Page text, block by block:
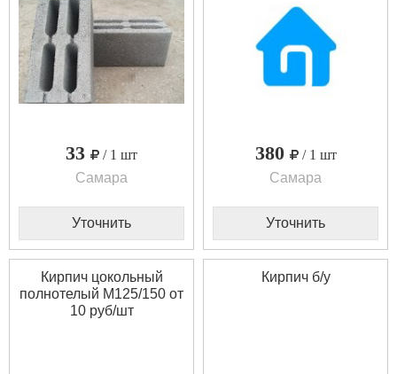
33
/ 1 шт
Самара
Уточнить
380
/ 1 шт
Самара
Уточнить
Кирпич цокольный
полнотелый М125/150 от
10 руб/шт
Кирпич б/у